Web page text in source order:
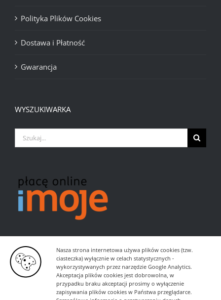
Nasza strona internetowa używa plików cookies (tzw.
ciasteczka) wyłącznie w celach statystycznych -
wykorzystywanych przez narzędzie Google Analytics.
Akceptacja plików cookies jest dobrowolna, w
przypadku braku akceptacji prosimy o wyłączenie
zapisywania plików cookies w Państwa przeglądarce.
Polityka Plików Cookies
Dostawa i Płatność
Gwarancja
WYSZUKIWARKA
Szukaj